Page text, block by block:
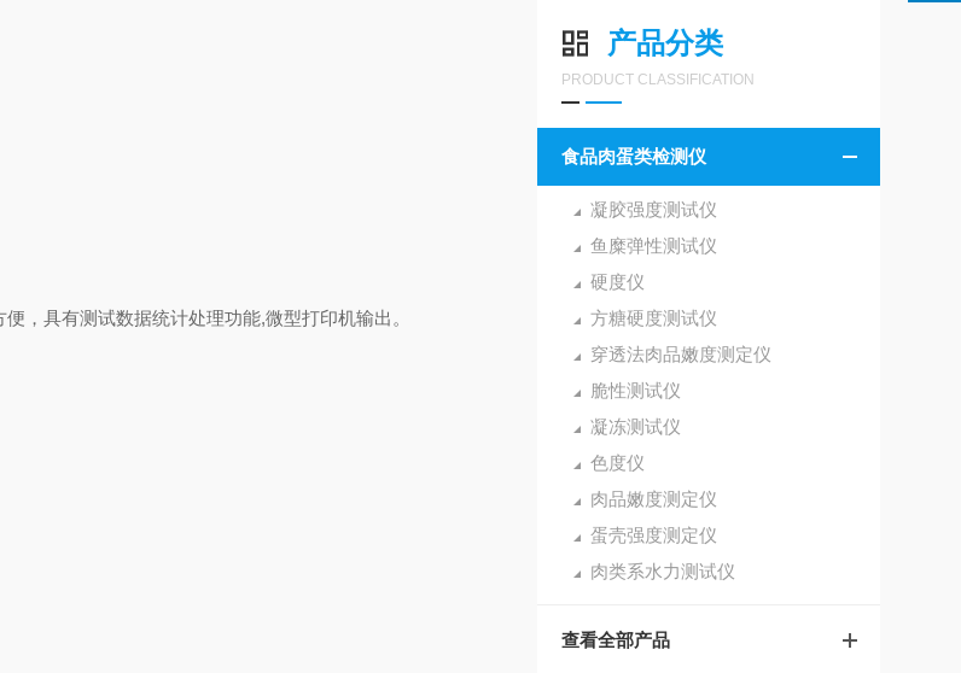
产品分类
PRODUCT CLASSIFICATION
食品肉蛋类检测仪
凝胶强度测试仪
鱼糜弹性测试仪
硬度仪
方糖硬度测试仪
穿透法肉品嫩度测定仪
脆性测试仪
凝冻测试仪
色度仪
肉品嫩度测定仪
蛋壳强度测定仪
肉类系水力测试仪
查看全部产品
便，具有测试数据统计处理功能,微型打印机输出。